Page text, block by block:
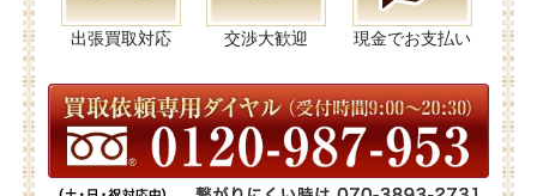
出張買取対応 交渉大歓迎 現金でお支払い